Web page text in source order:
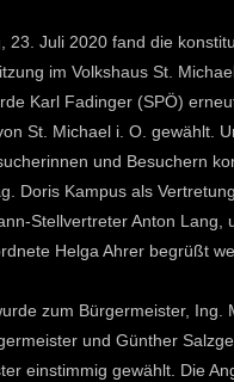
23. Juli 2020 fand die
im Volkshaus St.
Karl Fadinger (SPÖ)
St. Michael i. O. gewählt.
und Besuchern
Doris Kampus als
Stellvertreter Anton Lang,
Helga Ahrer begrüßt
zum Bürgermeister, Ing.
und Günther
einstimmig gewählt. Die